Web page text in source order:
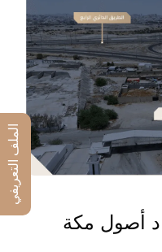
أصول مكة
الملف التعريفي